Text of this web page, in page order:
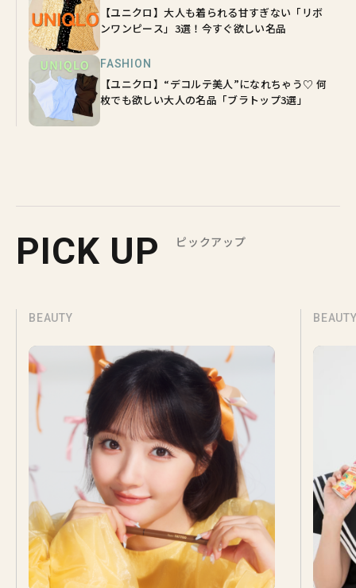
【ユニクロ】大人も着られる甘すぎない「リボ
ンワンピース」3選！今すぐ欲しい名品
FASHION
【ユニクロ】“デコルテ美人”になれちゃう♡ 何
枚でも欲しい大人の名品「ブラトップ3選」
PICK UP ピックアップ
BEAUTY